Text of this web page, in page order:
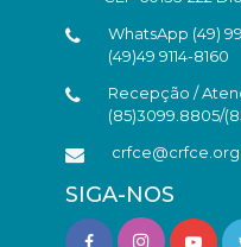
WhatsApp (49)
(49)49 9114-8160
Recepção /
(85)3099.8805/
SIGA-NOS